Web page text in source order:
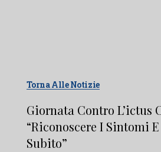
Torna Alle Notizie
Giornata Contro L’ictus
“Riconoscere I Sintomi
Subito”